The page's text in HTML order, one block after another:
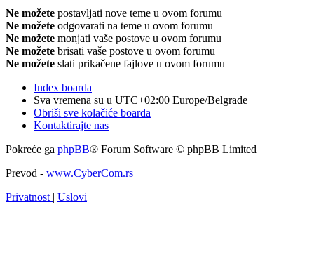
Ne možete postavljati nove teme u ovom forumu
Ne možete odgovarati na teme u ovom forumu
Ne možete monjati vaše postove u ovom forumu
Ne možete brisati vaše postove u ovom forumu
Ne možete slati prikačene fajlove u ovom forumu
Index boarda
Sva vremena su u UTC+02:00 Europe/Belgrade
Obriši sve kolačiće boarda
Kontaktirajte nas
Pokreće ga phpBB® Forum Software © phpBB Limited
Prevod - www.CyberCom.rs
Privatnost | Uslovi